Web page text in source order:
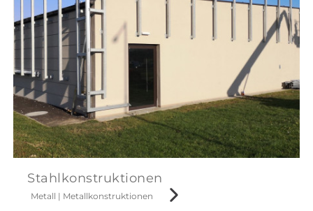
Stahlkonstruktionen
Metall | Metallkonstruktionen